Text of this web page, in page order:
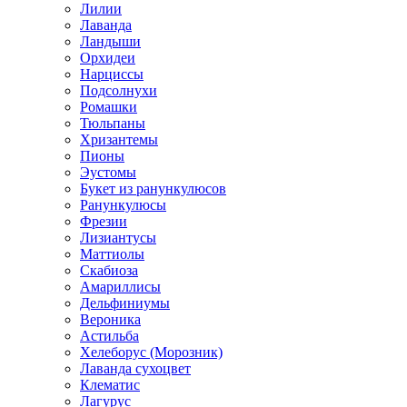
Лилии
Лаванда
Ландыши
Орхидеи
Нарциссы
Подсолнухи
Ромашки
Тюльпаны
Хризантемы
Пионы
Эустомы
Букет из ранункулюсов
Ранункулюсы
Фрезии
Лизиантусы
Маттиолы
Скабиоза
Амариллисы
Дельфиниумы
Вероника
Астильба
Хелеборус (Морозник)
Лаванда сухоцвет
Клематис
Лагурус